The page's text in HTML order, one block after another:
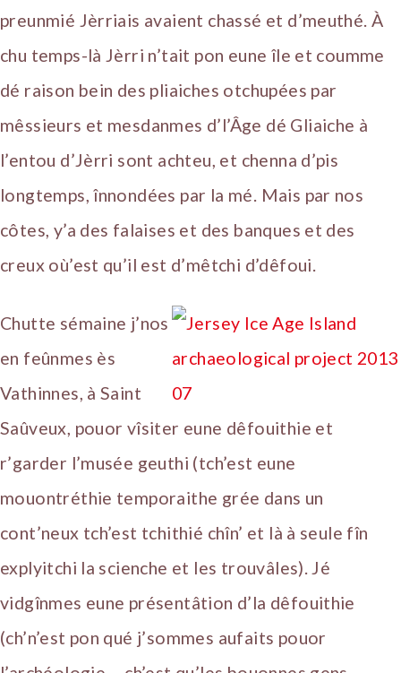
preunmié Jèrriais avaient chassé et d’meuthé. À
chu temps-là Jèrri n’tait pon eune île et coumme
dé raison bein des pliaiches otchupées par
mêssieurs et mesdanmes d’l’Âge dé Gliaiche à
l’entou d’Jèrri sont achteu, et chenna d’pis
longtemps, înnondées par la mé. Mais par nos
côtes, y’a des falaises et des banques et des
creux où’est qu’il est d’mêtchi d’dêfoui.
Chutte sémaine j’nos
en feûnmes ès
Vathinnes, à Saint
Saûveux, pouor vîsiter eune dêfouithie et
r’garder l’musée geuthi (tch’est eune
mouontréthie temporaithe grée dans un
cont’neux tch’est tchithié chîn’ et là à seule fîn
explyitchi la scienche et les trouvâles). Jé
vidgînmes eune présentâtion d’la dêfouithie
(ch’n’est pon qué j’sommes aufaits pouor